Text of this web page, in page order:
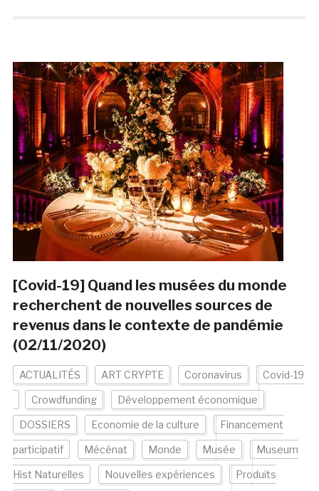
[Covid-19] Quand les musées du monde
recherchent de nouvelles sources de
revenus dans le contexte de pandémie
(02/11/2020)
ACTUALITÉS ART CRYPTE Coronavirus Covid-19
Crowdfunding Développement économique
DOSSIERS Economie de la culture Financement
participatif Mécénat Monde Musée Museum
Hist Naturelles Nouvelles expériences Produits